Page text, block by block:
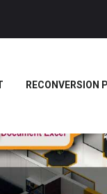
RECONVERSION